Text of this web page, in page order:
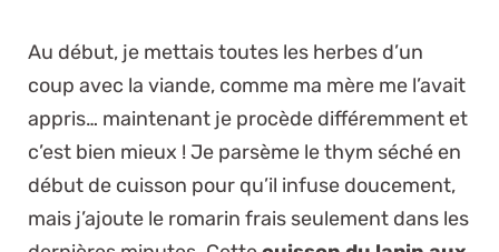
Au début, je mettais toutes les herbes d’un
coup avec la viande, comme ma mère me l’avait
appris… maintenant je procède différemment et
c’est bien mieux ! Je parsème le thym séché en
début de cuisson pour qu’il infuse doucement,
mais j’ajoute le romarin frais seulement dans les